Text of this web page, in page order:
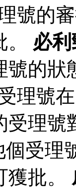
號的
必
號的狀
理號
受理號
個受理
批。